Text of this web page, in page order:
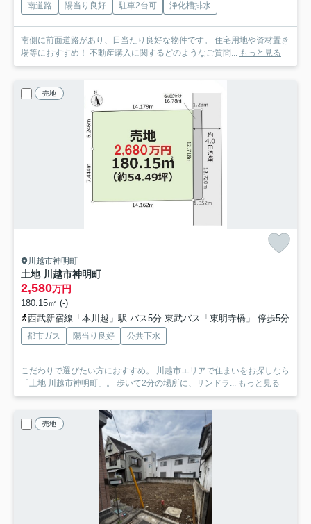
南道路 陽当り良好 駐車2台可 浄化槽排水
南側に前面道路があり、日当たり良好な物件です。 住宅用地や資材置き
場等におすすめ！ 不動産購入に関するどのようなご質問... もっと見る
売地
川越市神明町
土地 川越市神明町
2,580万円
180.15㎡ (-)
西武新宿線「本川越」駅 バス5分 東武バス「東明寺橋」 停歩5分
都市ガス 陽当り良好 公共下水
こだわりで選びたい方におすすめ。 川越市エリアで住まいをお探しなら
「土地 川越市神明町」。 歩いて2分の場所に、サンドラ... もっと見る
売地